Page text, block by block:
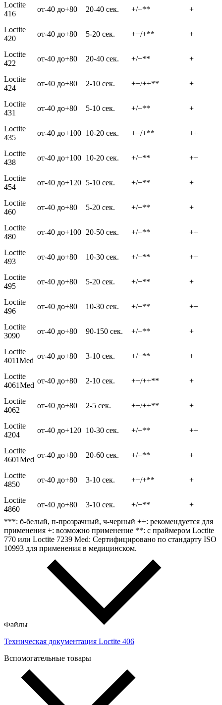
Loctite
416
от-40 до+80 20-40 сек. +/+** +
Loctite
420
от-40 до+80 5-20 сек. ++/+** +
Loctite
422
от-40 до+80 20-40 сек. +/+** +
Loctite
424
от-40 до+80 2-10 сек. ++/++** +
Loctite
431
от-40 до+80 5-10 сек. +/+** +
Loctite
435
от-40 до+100 10-20 сек. ++/+** ++
Loctite
438
от-40 до+100 10-20 сек. +/+** ++
Loctite
454
от-40 до+120 5-10 сек. +/+** +
Loctite
460
от-40 до+80 5-20 сек. +/+** +
Loctite
480
от-40 до+100 20-50 сек. +/+** ++
Loctite
493
от-40 до+80 10-30 сек. +/+** ++
Loctite
495
от-40 до+80 5-20 сек. +/+** +
Loctite
496
от-40 до+80 10-30 сек. +/+** ++
Loctite
3090
от-40 до+80 90-150 сек. +/+** +
Loctite
4011Med
от-40 до+80 3-10 сек. +/+** +
Loctite
4061Med
от-40 до+80 2-10 сек. ++/++** +
Loctite
4062
от-40 до+80 2-5 сек. ++/++** +
Loctite
4204
от-40 до+120 10-30 сек. +/+** ++
Loctite
4601Med
от-40 до+80 20-60 сек. +/+** +
Loctite
4850
от-40 до+80 3-10 сек. ++/+** +
Loctite
4860
от-40 до+80 3-10 сек. +/+**
+
***: б-белый, п-прозрачный, ч-черный ++: рекомендуется для
применения +: возможно применение **: с праймером Loctite
770 или Loctite 7239 Med: Сертифицировано по стандарту ISO
10993 для применения в медицинском.
Файлы
Техническая документация Loctite 406
Вспомогательные товары